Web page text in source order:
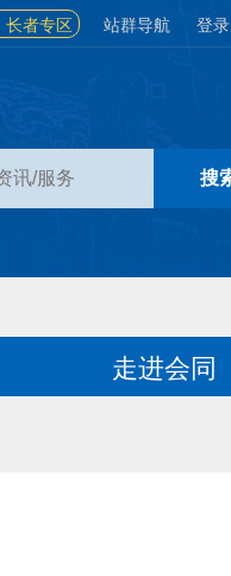
长者专区 站群导航 登录
走进会同